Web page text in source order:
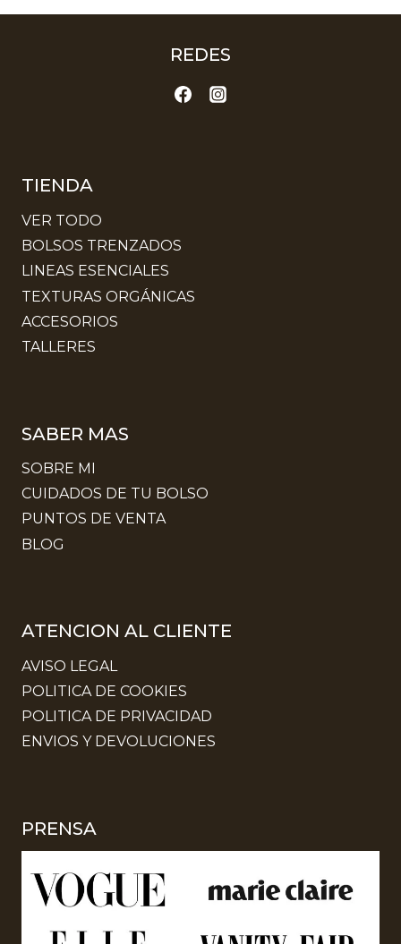
REDES
TIENDA
VER TODO
BOLSOS TRENZADOS
LINEAS ESENCIALES
TEXTURAS ORGÁNICAS
ACCESORIOS
TALLERES
SABER MAS
SOBRE MI
CUIDADOS DE TU BOLSO
PUNTOS DE VENTA
BLOG
ATENCION AL CLIENTE
AVISO LEGAL
POLITICA DE COOKIES
POLITICA DE PRIVACIDAD
ENVIOS Y DEVOLUCIONES
PRENSA